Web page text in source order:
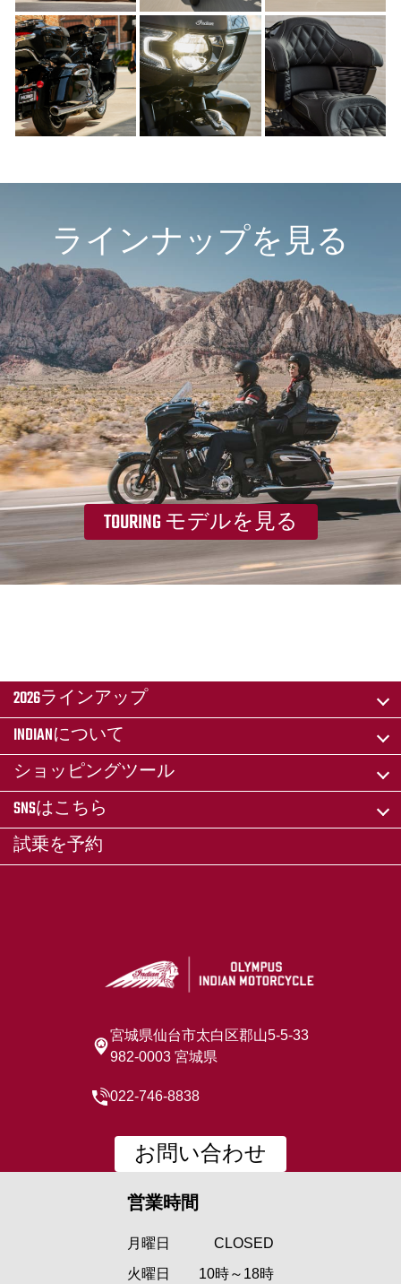
ラインナップを見る
TOURING モデルを見る
2026ラインアップ
INDIANについて
ショッピングツール
SNSはこちら
試乗を予約
宮城県仙台市太白区郡山5-5-33
982-0003 宮城県
022-746-8838
お問い合わせ
営業時間
月曜日
CLOSED
火曜日
10時～18時